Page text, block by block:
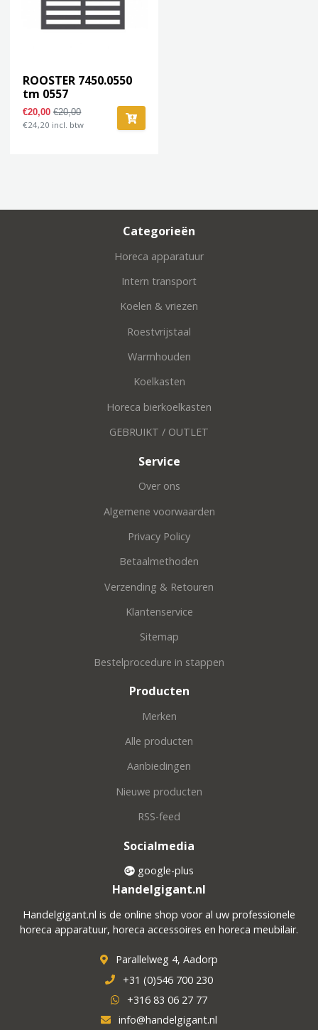
ROOSTER 7450.0550
tm 0557
€20,00€20,00
€24,20 incl. btw
Categorieën
Horeca apparatuur
Intern transport
Koelen & vriezen
Roestvrijstaal
Warmhouden
Koelkasten
Horeca bierkoelkasten
GEBRUIKT / OUTLET
Service
Over ons
Algemene voorwaarden
Privacy Policy
Betaalmethoden
Verzending & Retouren
Klantenservice
Sitemap
Bestelprocedure in stappen
Producten
Merken
Alle producten
Aanbiedingen
Nieuwe producten
RSS-feed
Socialmedia
google-plus
Handelgigant.nl
Handelgigant.nl is de online shop voor al uw professionele
horeca apparatuur, horeca accessoires en horeca meubilair.
Parallelweg 4, Aadorp
+31 (0)546 700 230
+316 83 06 27 77
info@handelgigant.nl